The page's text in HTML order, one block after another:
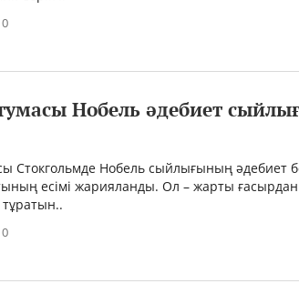
0
Нобель әдебиет
Стокгольмде Нобель сыйлығының әдебиет
есімі жарияланды. Ол – жарты
0